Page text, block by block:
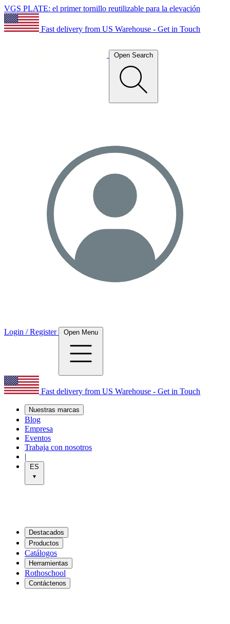
VGS PLATE: el primer tornillo reutilizable para la elevación
Fast delivery from US Warehouse - Get in Touch
Open Search
Login / Register Open Menu
Fast delivery from US Warehouse - Get in Touch
Nuestras marcas
Blog
Empresa
Eventos
Trabaja con nosotros
|
ES
Destacados
Productos
Catálogos
Herramientas
Rothoschool
Contáctenos